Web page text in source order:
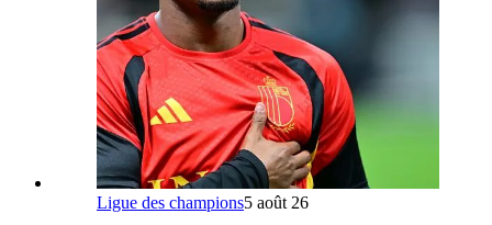
Ligue des champions5 août 26